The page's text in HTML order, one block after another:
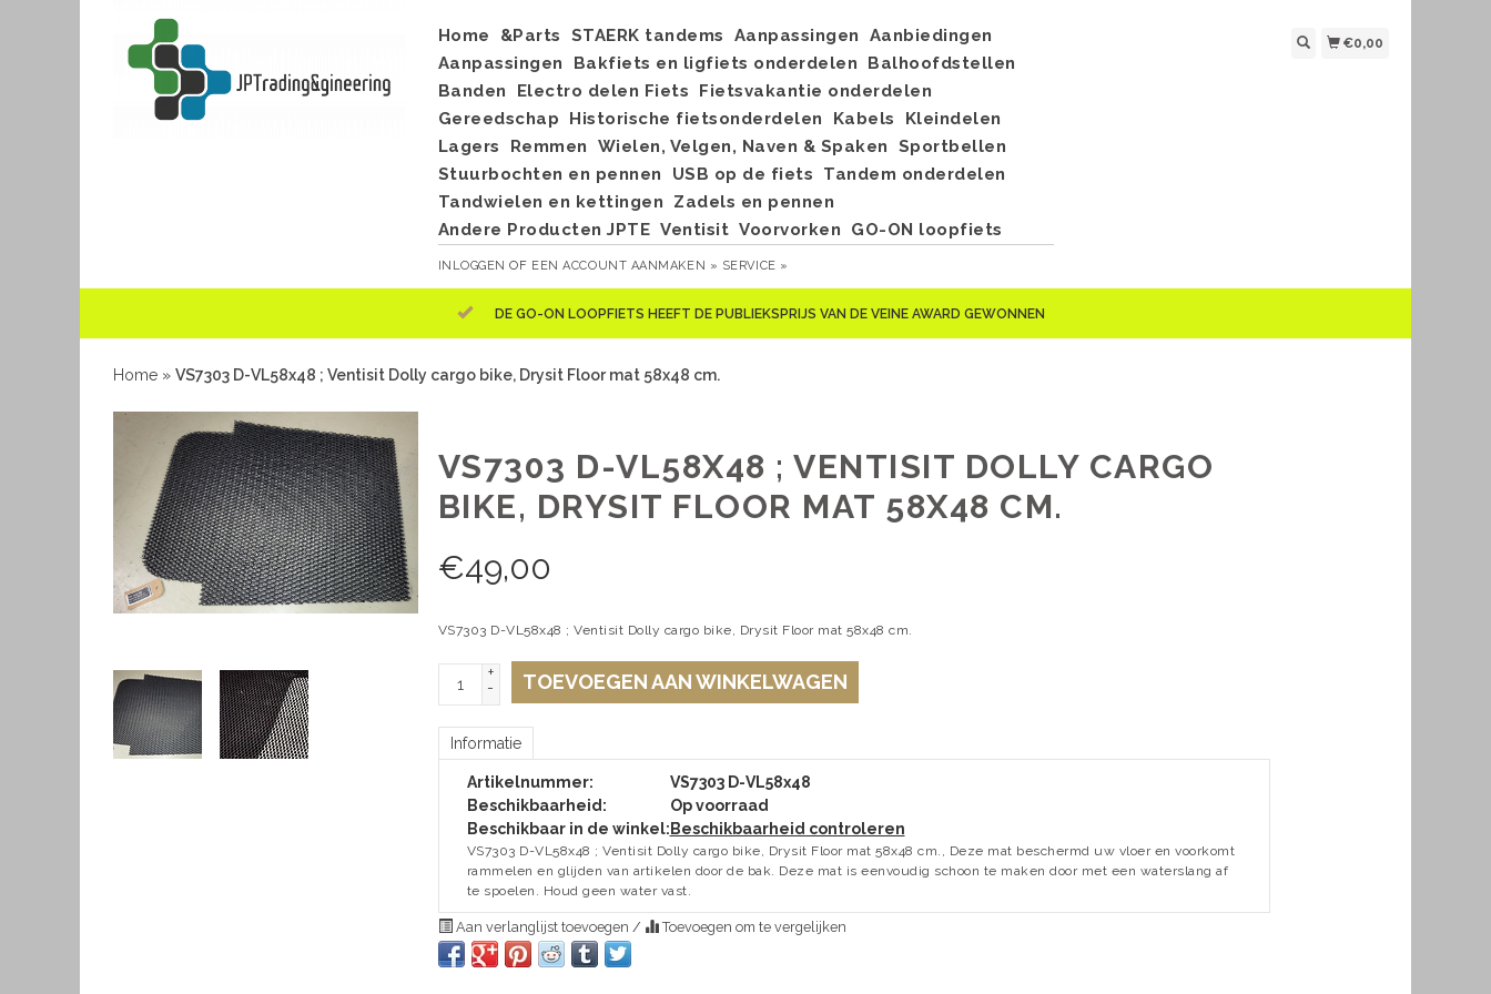
Home &Parts STAERK tandems Aanpassingen
Aanbiedingen
Aanpassingen
Bakfiets en ligfiets onderdelen
Balhoofdstellen
Banden
Electro delen Fiets
Fietsvakantie onderdelen
Gereedschap
Historische fietsonderdelen Kabels
Kleindelen
Lagers
Remmen Wielen, Velgen, Naven & Spaken
Sportbellen
Stuurbochten en pennen
USB op de fiets
Tandem onderdelen
Tandwielen en kettingen
Zadels en pennen
Andere Producten JPTE Ventisit Voorvorken GO-ON loopfiets
INLOGGEN OF EEN ACCOUNT AANMAKEN » SERVICE »
€0,00
DE GO-ON LOOPFIETS HEEFT DE PUBLIEKSPRIJS VAN DE VEINE AWARD GEWONNEN
Home » VS7303 D-VL58x48 ; Ventisit Dolly cargo bike, Drysit Floor mat 58x48 cm.
VS7303 D-VL58X48 ; VENTISIT DOLLY CARGO
BIKE, DRYSIT FLOOR MAT 58X48 CM.
€49,00
VS7303 D-VL58x48 ; Ventisit Dolly cargo bike, Drysit Floor mat 58x48 cm.
+
-
TOEVOEGEN AAN WINKELWAGEN
Informatie
Artikelnummer:
VS7303 D-VL58x48
Beschikbaarheid:
Op voorraad
Beschikbaar in de winkel: Beschikbaarheid controleren
VS7303 D-VL58x48 ; Ventisit Dolly cargo bike, Drysit Floor mat 58x48 cm., Deze mat beschermd uw vloer en voorkomt
rammelen en glijden van artikelen door de bak. Deze mat is eenvoudig schoon te maken door met een waterslang af
te spoelen. Houd geen water vast.
Aan verlanglijst toevoegen / Toevoegen om te vergelijken